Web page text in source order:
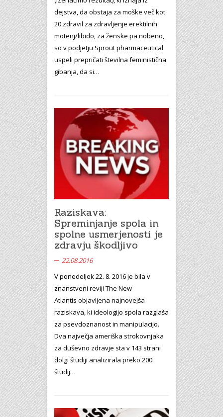
dejstva, da obstaja za moške več kot
20 zdravil za zdravljenje erektilnih
motenj/libido, za ženske pa nobeno,
so v podjetju Sprout pharmaceutical
uspeli prepričati številna feministična
gibanja, da si…
Raziskava:
Spreminjanje spola in
spolne usmerjenosti je
zdravju škodljivo
22.08.2016
V ponedeljek 22. 8. 2016 je bila v
znanstveni reviji The New
Atlantis objavljena najnovejša
raziskava, ki ideologijo spola razglaša
za psevdoznanost in manipulacijo.
Dva največja ameriška strokovnjaka
za duševno zdravje sta v 143 strani
dolgi študiji analizirala preko 200
študij…